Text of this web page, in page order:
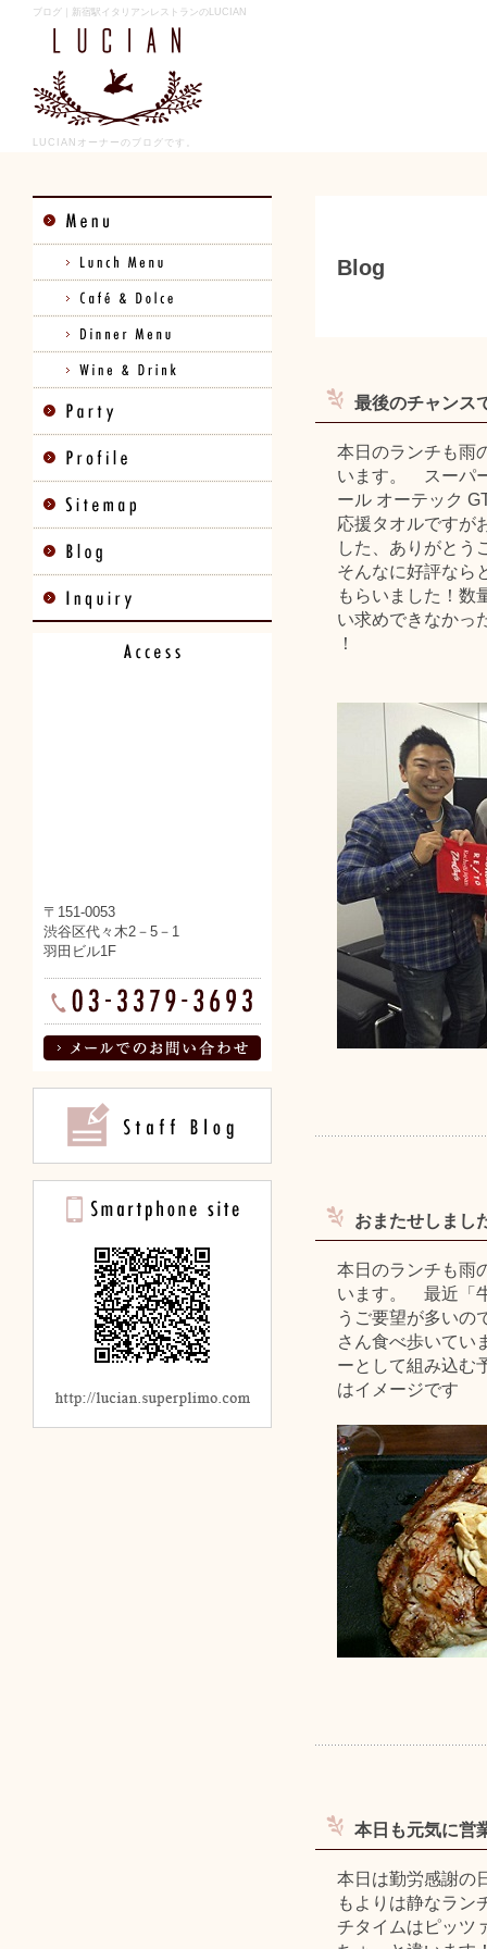
ブログ｜新宿駅イタリアンレストランのLUCIAN
LUCIANオーナーのブログです。
Blog
最後のチャンス
本日のランチも雨
います。 スーパ
ール オーテック
応援タオルですが
した、ありがとう
そんなに好評なら
もらいました！数
い求めできなかっ
！
おまたせしまし
本日のランチも雨
います。 最近「
うご要望が多いの
さん食べ歩いて
ーとして組み込
はイメージです
本日も元気に営
本日は勤労感謝の
もよりは静なラ
チタイムはピッツ
〒151-0053
渋谷区代々木2－5－1
羽田ビル1F